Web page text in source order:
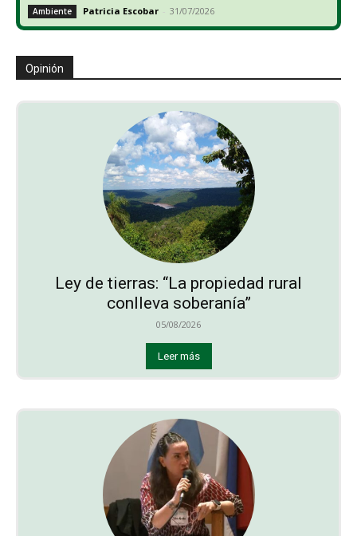
Ambiente Patricia Escobar - 31/07/2026
Opinión
Ley de tierras: “La propiedad rural
conlleva soberanía”
05/08/2026
Leer más